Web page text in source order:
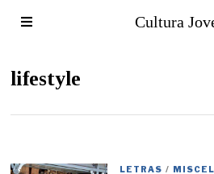
Cultura
lifestyle
LETRAS /